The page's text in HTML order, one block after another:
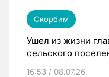
Скорбим
Ушел из жизни
сельского
16:53 / 08.07.26